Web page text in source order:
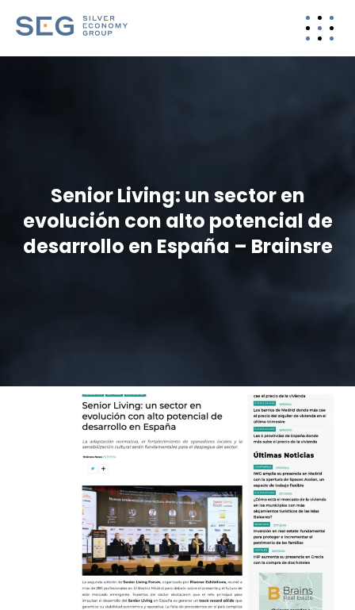
Senior Living: un sector en
evolución con alto potencial de
desarrollo en España – Brainsre